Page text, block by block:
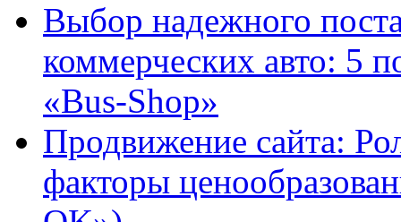
Выбор надежного
коммерческих авто: 5
«Bus-Shop»
Продвижение сайта:
факторы